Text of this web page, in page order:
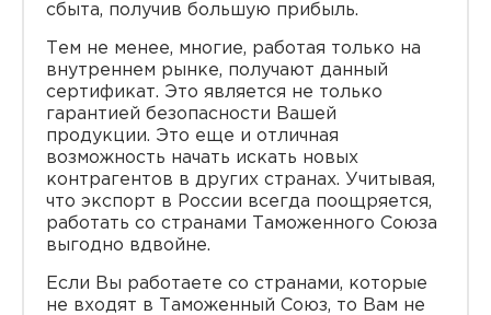
сбыта, получив большую прибыль.
Тем не менее, многие, работая только на
внутреннем рынке, получают данный
сертификат. Это является не только
гарантией безопасности Вашей
продукции. Это еще и отличная
возможность начать искать новых
контрагентов в других странах. Учитывая,
что экспорт в России всегда поощряется,
работать со странами Таможенного Союза
выгодно вдвойне.
Если Вы работаете со странами, которые
не входят в Таможенный Союз, то Вам не